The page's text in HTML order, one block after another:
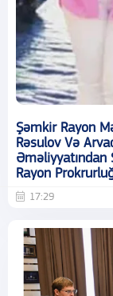
Şəmkir Rayon
Rəsulov Və
Əməliyyatından
Rayon
17:29